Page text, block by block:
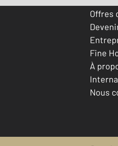
Offres
Fine
À
Nous